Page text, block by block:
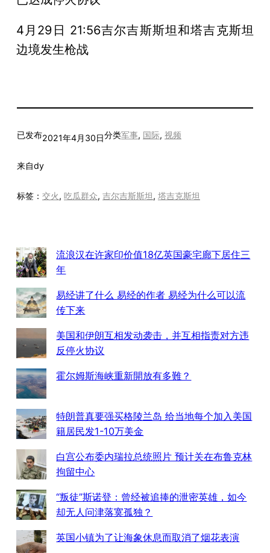
4月29日 21:56吉尔吉斯斯坦和塔吉克斯坦
边境发生枪战
已发布2021年4月30日分类军事, 国际, 视频
来自dy
标签： 交火, 吃瓜群众, 吉尔吉斯斯坦, 塔吉克斯坦
流浪汉在许家印价值18亿英国豪宅廊下居住三
年
易经讲了什么 易经的作者 易经为什么可以流
传下来
美国和伊朗互相发动袭击，并互相指责对方违
反停火协议
霍尔姆斯海峡重新開放有多難？
特朗普真要强买格陵兰岛 给当地每个加入美国
籍居民发1-10万美金
白宫公布委内瑞拉总统照片 预计关在布鲁克林
拘留中心
“叛徒”斯诺登：曾经被追捧的泄密英雄，如今
却无人问津落寞孤独？
英国小镇为了让海象休息而取消了烟花表演